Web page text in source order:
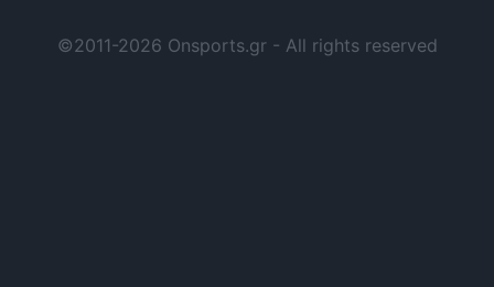
©2011-2026 Onsports.gr - All rights reserved